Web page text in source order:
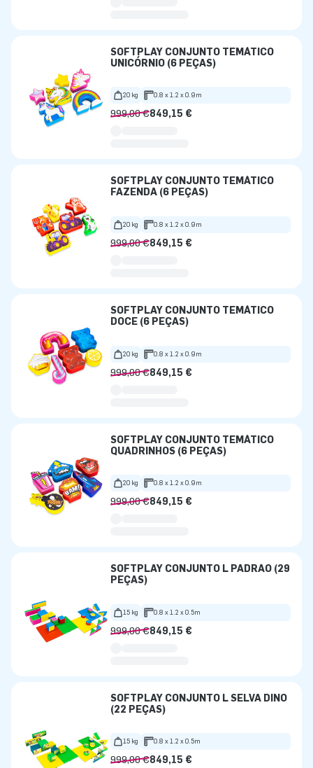
SOFTPLAY CONJUNTO TEMÁTICO
UNICÓRNIO (6 PEÇAS)
20 kg 0.8 x 1.2 x 0.9m
999,00 €849,15 €
SOFTPLAY CONJUNTO TEMÁTICO
FAZENDA (6 PEÇAS)
20 kg 0.8 x 1.2 x 0.9m
999,00 €849,15 €
SOFTPLAY CONJUNTO TEMÁTICO
DOCE (6 PEÇAS)
20 kg 0.8 x 1.2 x 0.9m
999,00 €849,15 €
SOFTPLAY CONJUNTO TEMÁTICO
QUADRINHOS (6 PEÇAS)
20 kg 0.8 x 1.2 x 0.9m
999,00 €849,15 €
SOFTPLAY CONJUNTO L PADRÃO (29
PEÇAS)
15 kg 0.8 x 1.2 x 0.5m
999,00 €849,15 €
SOFTPLAY CONJUNTO L SELVA DINO
(22 PEÇAS)
15 kg 0.8 x 1.2 x 0.5m
999,00 €849,15 €